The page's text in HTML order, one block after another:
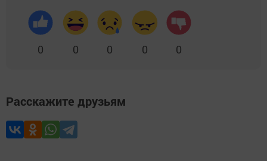
0 0 0 0 0
Расскажите друзьям